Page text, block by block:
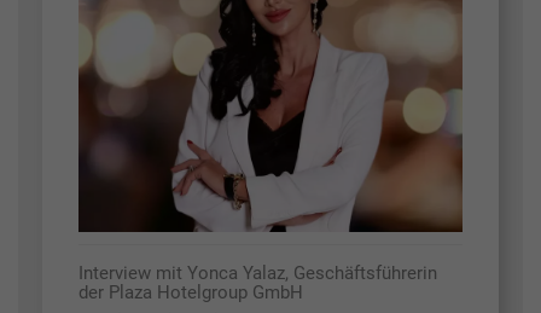
Interview mit Yonca Yalaz, Geschäftsführerin
der Plaza Hotelgroup GmbH